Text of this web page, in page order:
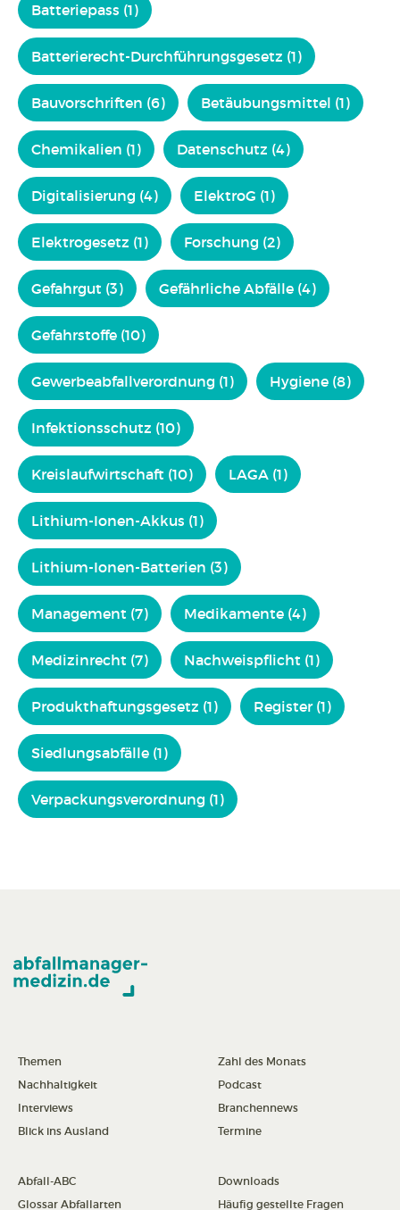
Batteriepass (1)
Batterierecht-Durchführungsgesetz (1)
Bauvorschriften (6) Betäubungsmittel (1)
Chemikalien (1) Datenschutz (4)
Digitalisierung (4) ElektroG (1)
Elektrogesetz (1) Forschung (2)
Gefahrgut (3) Gefährliche Abfälle (4)
Gefahrstoffe (10)
Gewerbeabfallverordnung (1) Hygiene (8)
Infektionsschutz (10)
Kreislaufwirtschaft (10) LAGA (1)
Lithium-Ionen-Akkus (1)
Lithium-Ionen-Batterien (3)
Management (7) Medikamente (4)
Medizinrecht (7) Nachweispflicht (1)
Produkthaftungsgesetz (1) Register (1)
Siedlungsabfälle (1)
Verpackungsverordnung (1)
Themen
Nachhaltigkeit
Interviews
Blick ins Ausland
Zahl des Monats
Podcast
Branchennews
Termine
Abfall-ABC
Glossar Abfallarten
Downloads
Häufig gestellte Fragen